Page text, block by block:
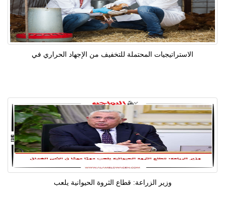
الاستراتيجيات المحتملة للتخفيف من الإجهاد الحراري في
وزير الزراعة: قطاع الثروة الحيوانية يلعب